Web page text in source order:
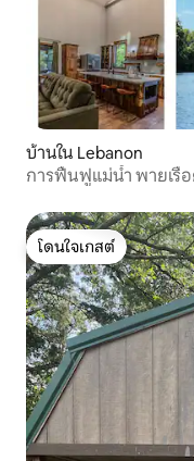
บ้านใน Lebanon
การฟื้นฟูแม่น้ำ พายเรื
โดนใจเกสต์
โดนใจเกสต์